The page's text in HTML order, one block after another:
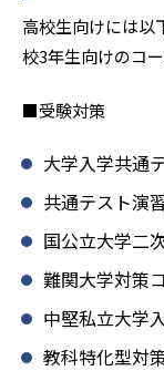
高校生向けには以
校3年生向けのコー
■受験対策
大学入学共通
共通テスト演
国公立大学二
難関大学対策
中堅私立大学
教科特化型対